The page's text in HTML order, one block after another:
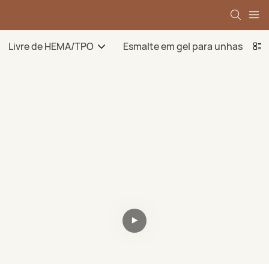
Livre de HEMA/TPO Esmalte em gel para unhas